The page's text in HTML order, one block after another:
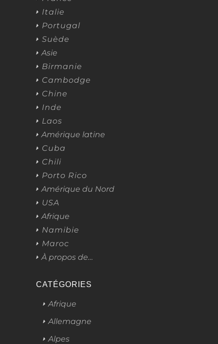
Italie
Portugal
Suède
Asie
Birmanie
Cambodge
Chine
Inde
Laos
Amérique latine
Cuba
Chili
Porto Rico
Amérique du Nord
USA
Afrique
Namibie
Maroc
À propos de…
CATÉGORIES
Afrique
Allemagne
Alpes